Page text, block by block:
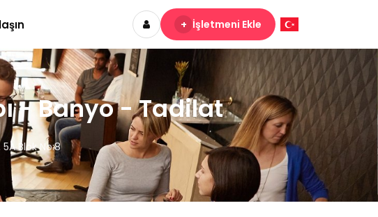
+ İşletmeni Ekle
- Banyo - Tadilat
Blok No:8